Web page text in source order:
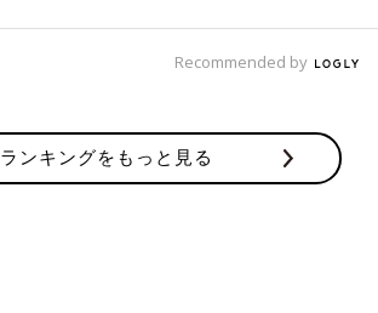
Recommended by
ランキングをもっと見る